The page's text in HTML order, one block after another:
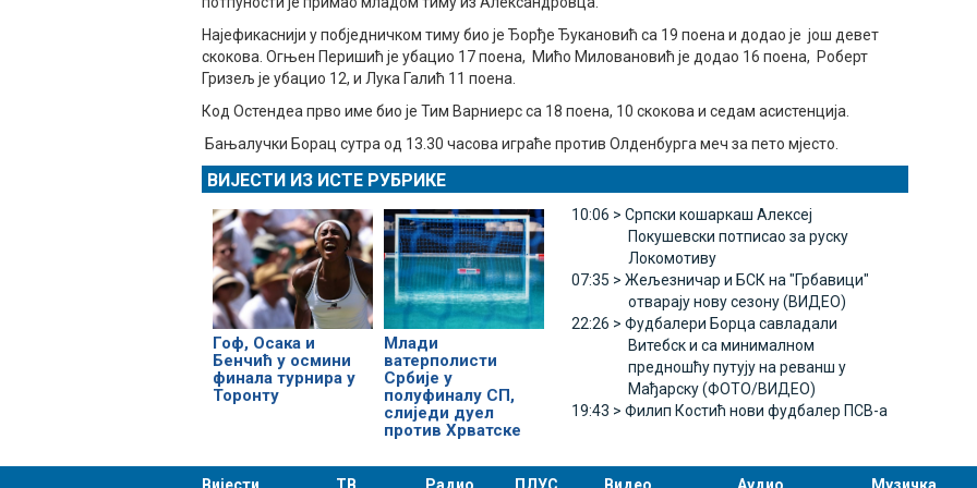
Најефикаснији у побједничком тиму био је Ђорђе Ђукановић са 19 поена и додао је још девет
скокова. Огњен Перишић је убацио 17 поена, Мићо Миловановић је додао 16 поена, Роберт
Гризељ је убацио 12, и Лука Галић 11 поена.
Код Остендеа прво име био је Тим Варниерс са 18 поена, 10 скокова и седам асистенција.
Бањалучки Борац сутра од 13.30 часова играће против Олденбурга меч за пето мјесто.
ВИЈЕСТИ ИЗ ИСТЕ РУБРИКЕ
Гоф, Осака и
Бенчић у осмини
финала турнира у
Торонту
Млади
ватерполисти
Србије у
полуфиналу СП,
слиједи дуел
против Хрватске
10:06 > Српски кошаркаш Алексеј
Покушевски потписао за руску
Локомотиву
07:35 > Жељезничар и БСК на "Грбавици"
отварају нову сезону (ВИДЕО)
22:26 > Фудбалери Борца савладали
Витебск и са минималном
предношћу путују на реванш у
Мађарску (ФОТО/ВИДЕО)
19:43 > Филип Костић нови фудбалер ПСВ-а